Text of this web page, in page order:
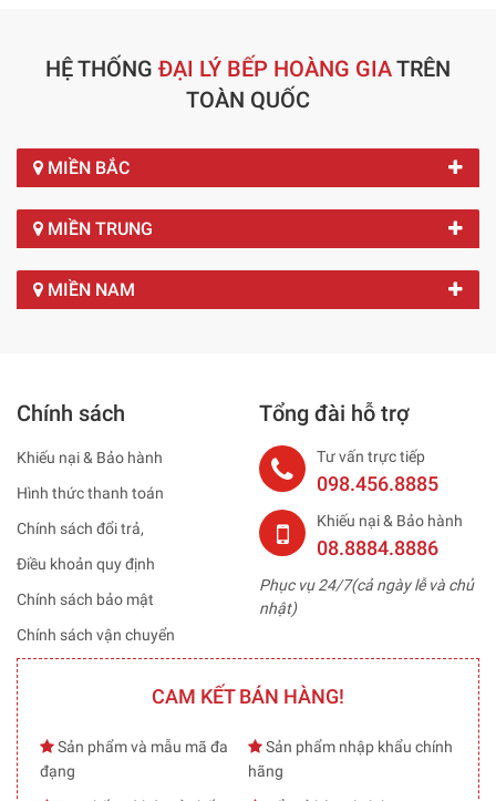
HỆ THỐNG ĐẠI LÝ BẾP HOÀNG GIATRÊN
TOÀN QUỐC
MIỀN BẮC
MIỀN TRUNG
MIỀN NAM
Chính sách
Khiếu nại & Bảo hành
Hình thức thanh toán
Chính sách đổi trả,
Điều khoản quy định
Chính sách bảo mật
Chính sách vận chuyển
Tổng đài hỗ trợ
Tư vấn trực tiếp
098.456.8885
Khiếu nại & Bảo hành
08.8884.8886
Phục vụ 24/7(cả ngày lễ và chủ
nhật)
CAM KẾT BÁN HÀNG!
Sản phẩm và mẫu mã đa
đạng
Sản phẩm nhập khẩu chính
hãng